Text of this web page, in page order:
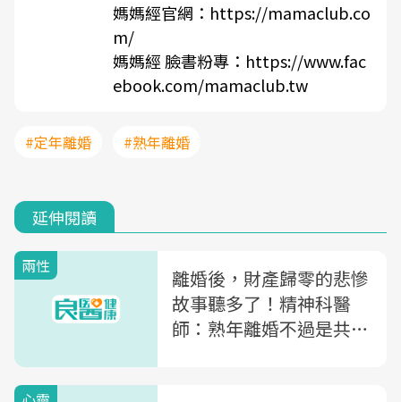
媽媽經官網： https://mamaclub.co
m/
媽媽經 臉書粉專： https://www.fac
ebook.com/mamaclub.tw
#定年離婚 #熟年離婚
延伸閱讀
兩性
離婚後，財產歸零的悲慘
故事聽多了！精神科醫
師：熟年離婚不過是共享